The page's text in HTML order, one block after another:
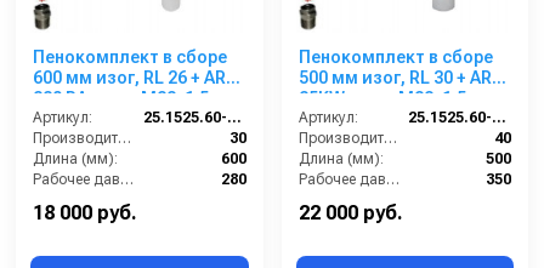
Пенокомплект в сборе
600 мм изог, RL 26 + ARS
220 РА; вход М22х1,5ш.
Артикул:
25.1525.60-P26 -6-220
Производительность (л/мин):
30
Длина (мм):
600
Рабочее давление (бар):
280
18 000 руб.
Пенокомплект в сборе
500 мм изог, RL 30 + ARS
25KW; вход М22х1,5ш.
Артикул:
25.1525.60-P2KW
Производительность (л/мин):
40
Длина (мм):
500
Рабочее давление (бар):
350
22 000 руб.